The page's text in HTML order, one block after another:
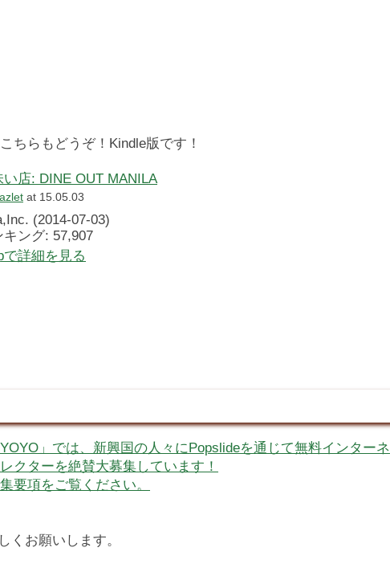
ちらもどうぞ！Kindle版です！
店: DINE OUT MANILA
at 15.05.03
(2014-07-03)
ング: 57,907
詳細を見る
」では、新興国の人々にPopslideを通じて無料インターネ
クターを絶賛大募集しています！
要項をご覧ください。
くお願いします。